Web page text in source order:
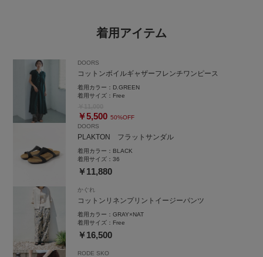
肩がけしやすい持ち手の長さで、コンパクトな大きさですが、小さい日傘
👡PLAKTON フラットサンダル
夏の足元を軽やかに彩る、大人のフラットサンダル。
すっきりシンプルで洗練されたデザインです。
素足ではもちろん、ソックス合わせで季節の変わり目まで楽しめます。
instgram
着用アイテム
DOORS
コットンボイルギャザーフレンチワンピース
着用カラー： D.GREEN
着用サイズ： Free
￥5,500 50%OFF
DOORS
PLAKTON フラットサンダル
着用カラー： BLACK
着用サイズ：36
￥11,880
かぐれ
コットンリネンプリントイージーパンツ
着用カラー：GRAY×NAT
着用サイズ： Free
￥16,500
RODE SKO